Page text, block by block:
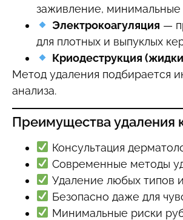
заживление, минимальные
Электрокоагуляция —
для плотных и выпуклых
Криодеструкция
Метод удаления подбирается
анализа.
Преимущества удаления
Консультация
Современные методы
Удаление любых типов
Безопасно даже для
Минимальные риски